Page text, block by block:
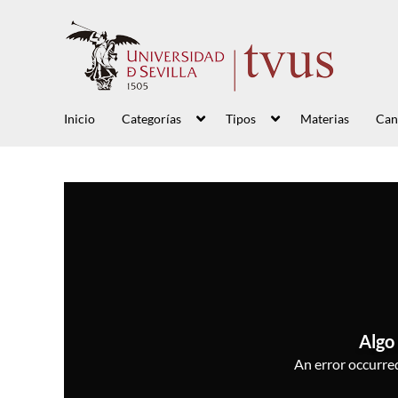
Inicio Categorías Tipos Materias
Algo
An error